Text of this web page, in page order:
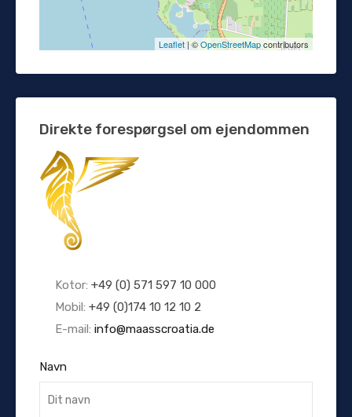
Leaflet| ©OpenStreetMapcontributors
Direkte forespørgsel om ejendommen
Kotor: +49 (0) 571 597 10 000
Mobil: +49 (0)174 10 12 10 2
E-mail: info@maasscroatia.de
Navn